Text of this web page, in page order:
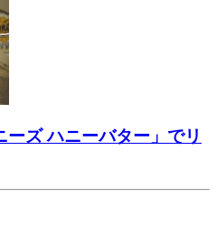
ズ ハニーバター」でリ